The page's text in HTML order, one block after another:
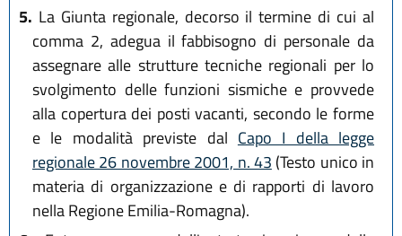
5. La Giunta regionale, decorso il termine di cui al
comma 2, adegua il fabbisogno di personale da
assegnare alle strutture tecniche regionali per lo
svolgimento delle funzioni sismiche e provvede
alla copertura dei posti vacanti, secondo le forme
e le modalità previste dal Capo I della legge
regionale 26 novembre 2001, n. 43 (Testo unico in
materia di organizzazione e di rapporti di lavoro
nella Regione Emilia-Romagna).